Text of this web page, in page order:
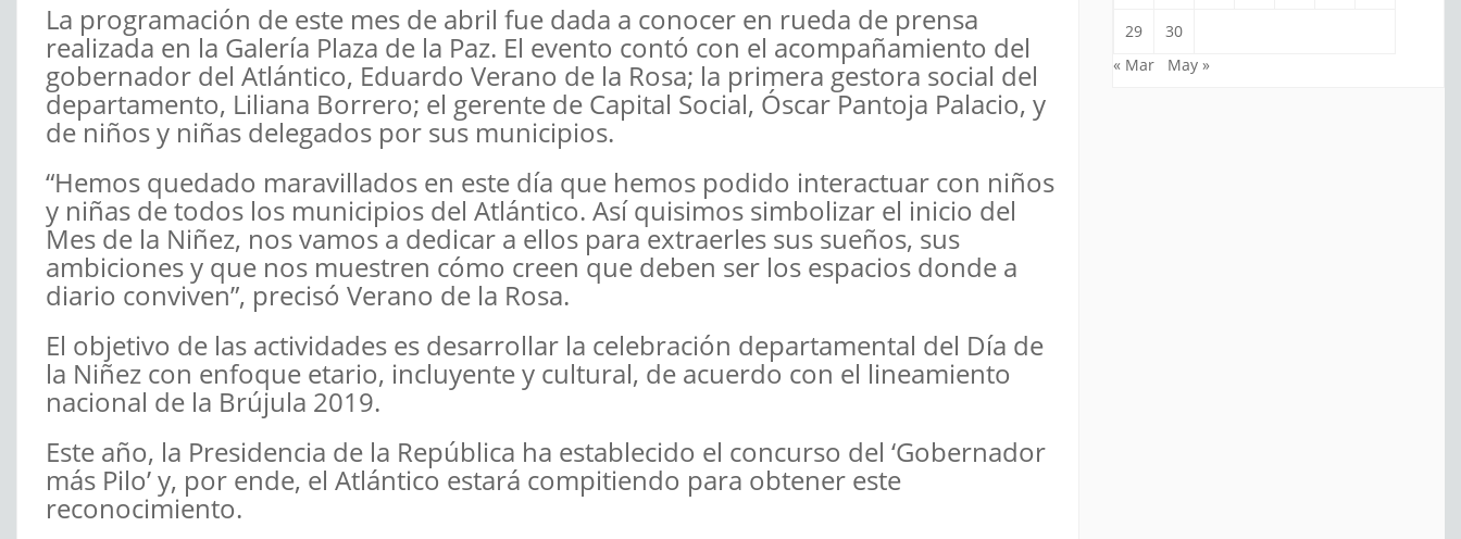
La programación de este mes de abril fue dada a conocer en rueda de prensa
realizada en la Galería Plaza de la Paz. El evento contó con el acompañamiento del
gobernador del Atlántico, Eduardo Verano de la Rosa; la primera gestora social del
departamento, Liliana Borrero; el gerente de Capital Social, Óscar Pantoja Palacio, y
de niños y niñas delegados por sus municipios.
“Hemos quedado maravillados en este día que hemos podido interactuar con niños
y niñas de todos los municipios del Atlántico. Así quisimos simbolizar el inicio del
Mes de la Niñez, nos vamos a dedicar a ellos para extraerles sus sueños, sus
ambiciones y que nos muestren cómo creen que deben ser los espacios donde a
diario conviven”, precisó Verano de la Rosa.
El objetivo de las actividades es desarrollar la celebración departamental del Día de
la Niñez con enfoque etario, incluyente y cultural, de acuerdo con el lineamiento
nacional de la Brújula 2019.
Este año, la Presidencia de la República ha establecido el concurso del ‘Gobernador
más Pilo’ y, por ende, el Atlántico estará compitiendo para obtener este
reconocimiento.
29
30
« Mar
May »